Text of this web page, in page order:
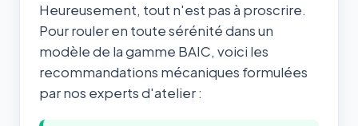
Heureusement, tout n'est pas à proscrire.
Pour rouler en toute sérénité dans un
modèle de la gamme BAIC, voici les
recommandations mécaniques formulées
par nos experts d'atelier :